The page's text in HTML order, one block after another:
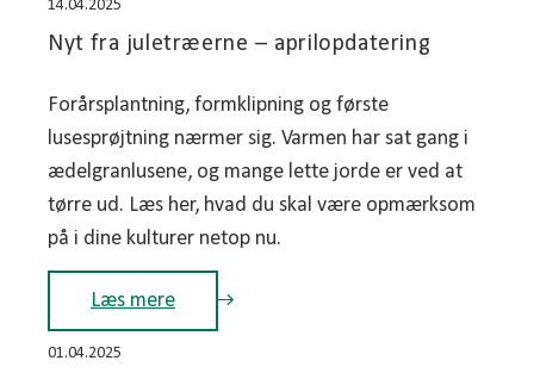
14.04.2025
Nyt fra juletræerne – aprilopdatering
Forårsplantning, formklipning og første
lusesprøjtning nærmer sig. Varmen har sat gang i
ædelgranlusene, og mange lette jorde er ved at
tørre ud. Læs her, hvad du skal være opmærksom
på i dine kulturer netop nu.
Læs mere
01.04.2025